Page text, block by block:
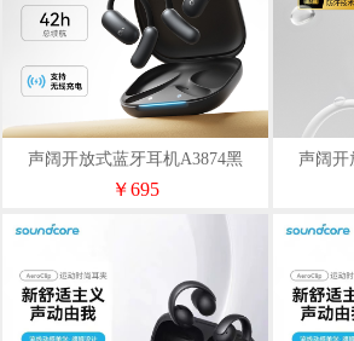
声阔开放式蓝牙耳机A3874黑
￥695
声阔开